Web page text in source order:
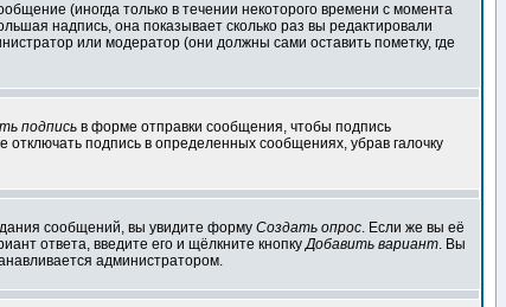
(иногда только в течении некоторого времени с момента
надпись, она показывает сколько раз вы редактировали
или модератор (они должны сами оставить пометку, где
подпись в форме отправки сообщения, чтобы подпись
подпись в определенных сообщениях, убрав галочку
сообщений, вы увидите форму Создать опрос. Если же вы её
ответа, введите его и щёлкните кнопкуДобавить вариант. Вы
администратором.